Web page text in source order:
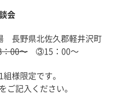
会
長野県北佐久郡軽井沢町
00〜 ③15：00〜
様限定です。
ご記入ください。